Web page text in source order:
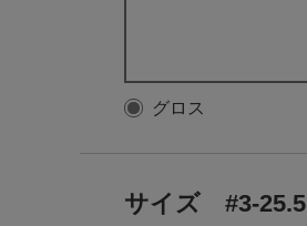
グロス
サイズ #3-25.5